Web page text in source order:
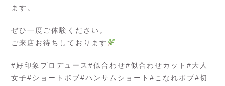
ます。
ぜひ一度ご体験ください。
ご来店お待ちしております
#好印象プロデュース#似合わせ#似合わせカット#大人
女子#ショートボブ#ハンサムショート#こなれボブ#切